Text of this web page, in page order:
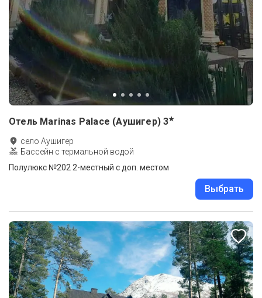
Отель Marinas Palace (Аушигер) 3★
село Аушигер
Бассейн с термальной водой
Полулюкс №202 2-местный с доп. местом
Выбрать